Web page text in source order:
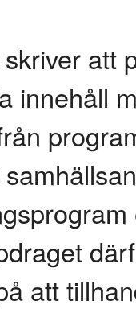
att
innehåll
att